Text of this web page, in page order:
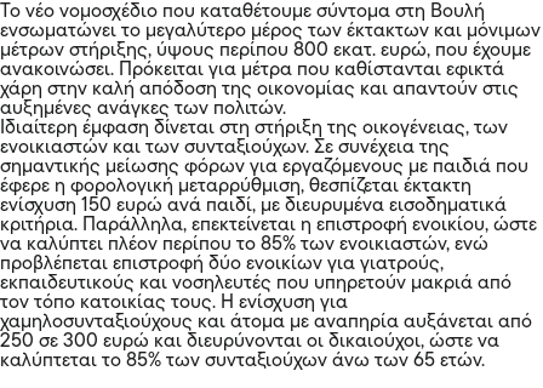
Το νέο νομοσχέδιο που καταθέτουμε σύντομα στη Βουλή
ενσωματώνει το μεγαλύτερο μέρος των έκτακτων και μόνιμων
μέτρων στήριξης, ύψους περίπου 800 εκατ. ευρώ, που έχουμε
ανακοινώσει. Πρόκειται για μέτρα που καθίστανται εφικτά
χάρη στην καλή απόδοση της οικονομίας και απαντούν στις
αυξημένες ανάγκες των πολιτών.
Ιδιαίτερη έμφαση δίνεται στη στήριξη της οικογένειας, των
ενοικιαστών και των συνταξιούχων. Σε συνέχεια της
σημαντικής μείωσης φόρων για εργαζόμενους με παιδιά που
έφερε η φορολογική μεταρρύθμιση, θεσπίζεται έκτακτη
ενίσχυση 150 ευρώ ανά παιδί, με διευρυμένα εισοδηματικά
κριτήρια. Παράλληλα, επεκτείνεται η επιστροφή ενοικίου, ώστε
να καλύπτει πλέον περίπου το 85% των ενοικιαστών, ενώ
προβλέπεται επιστροφή δύο ενοικίων για γιατρούς,
εκπαιδευτικούς και νοσηλευτές που υπηρετούν μακριά από
τον τόπο κατοικίας τους. Η ενίσχυση για
χαμηλοσυνταξιούχους και άτομα με αναπηρία αυξάνεται από
250 σε 300 ευρώ και διευρύνονται οι δικαιούχοι, ώστε να
καλύπτεται το 85% των συνταξιούχων άνω των 65 ετών.